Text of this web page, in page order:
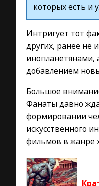
которых есть и
Интригует тот
других, ранее не
инопланетянами,
добавлением
Большое
Фанаты давно
формировании
искусственного
фильмов в жанре